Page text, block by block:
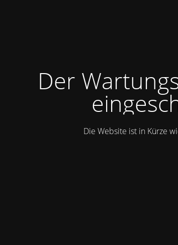
Der
Die Website ist in Kürze